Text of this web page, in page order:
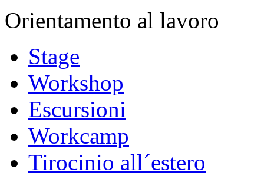
Orientamento al lavoro
Stage
Workshop
Escursioni
Workcamp
Tirocinio all´estero